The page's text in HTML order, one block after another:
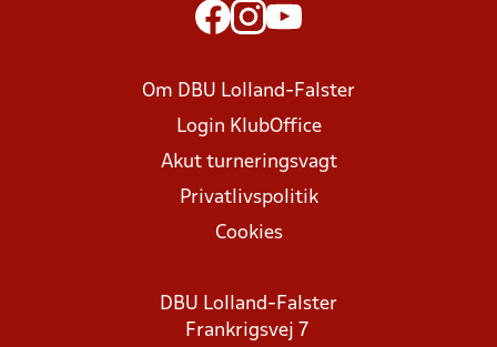
Om DBU Lolland-Falster
Login KlubOffice
Akut turneringsvagt
Privatlivspolitik
Cookies
DBU Lolland-Falster
Frankrigsvej 7